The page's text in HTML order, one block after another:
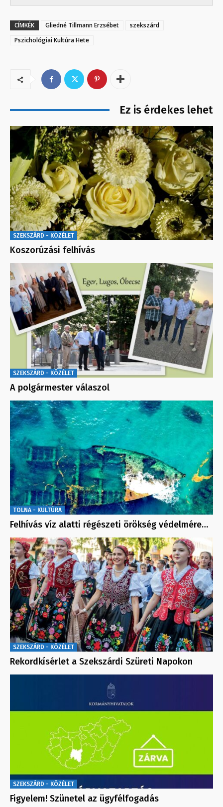
CÍMKÉK Gliedné Tillmann Erzsébet
szekszárd
Pszichológiai Kultúra Hete
Ez is érdekes lehet
SZEKSZÁRD - KÖZÉLET
Koszorúzási felhívás
SZEKSZÁRD - KÖZÉLET
A polgármester válaszol
TOLNA - KULTÚRA
Felhívás víz alatti régészeti örökség védelmére…
SZEKSZÁRD - KÖZÉLET
Rekordkísérlet a Szekszárdi Szüreti Napokon
SZEKSZÁRD - KÖZÉLET
Figyelem! Szünetel az ügyfélfogadás